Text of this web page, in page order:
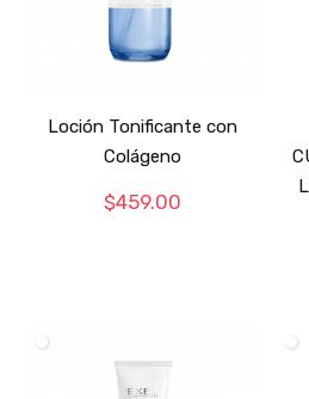
Loción Tonificante con
Colágeno
$459.00